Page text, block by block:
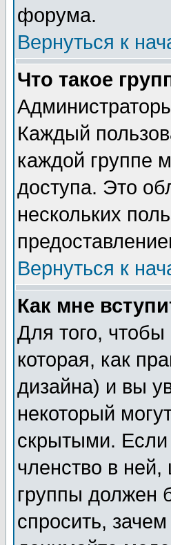
форума.
Вернуться к
Что такое
Каждый
каждой группе
доступа. Это
нескольких
Вернуться к
Как мне
Для того, чтобы
которая, как
дизайна) и вы
некоторый
скрытыми. Если
членство в
группы должен
спросить,